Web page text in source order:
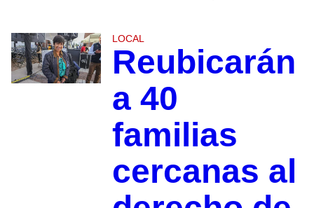
LOCAL
Reubicarán
a 40
familias
cercanas al